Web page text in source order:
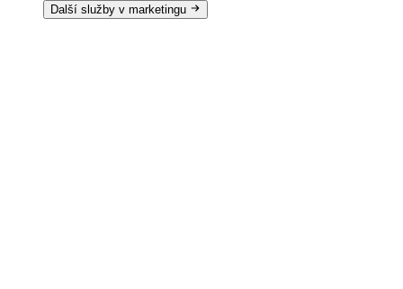
Další služby v marketingu